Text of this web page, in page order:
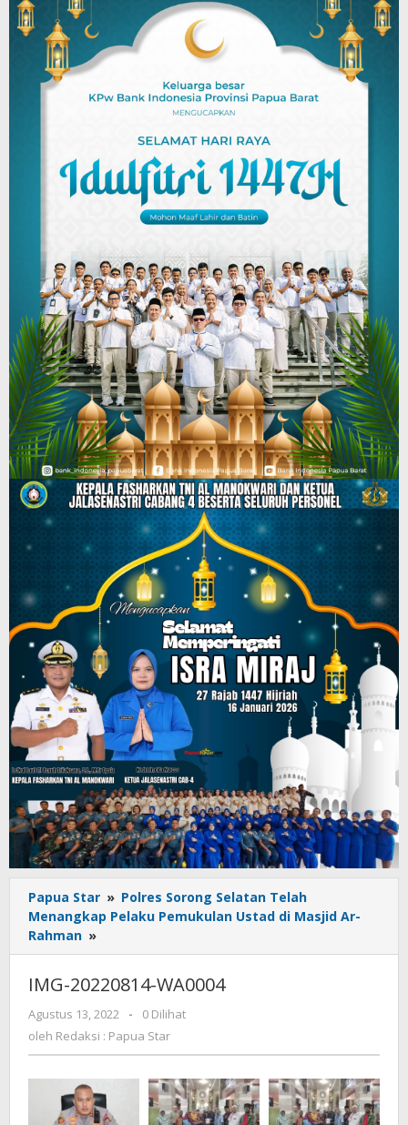
Papua Star » Polres Sorong Selatan Telah
Menangkap Pelaku Pemukulan Ustad di Masjid Ar-
Rahman »
20220814-
IMG-20220814-WA0004
Agustus 13, 2022
oleh
Redaksi
Star
-
0 Dilihat
oleh Redaksi : Papua Star